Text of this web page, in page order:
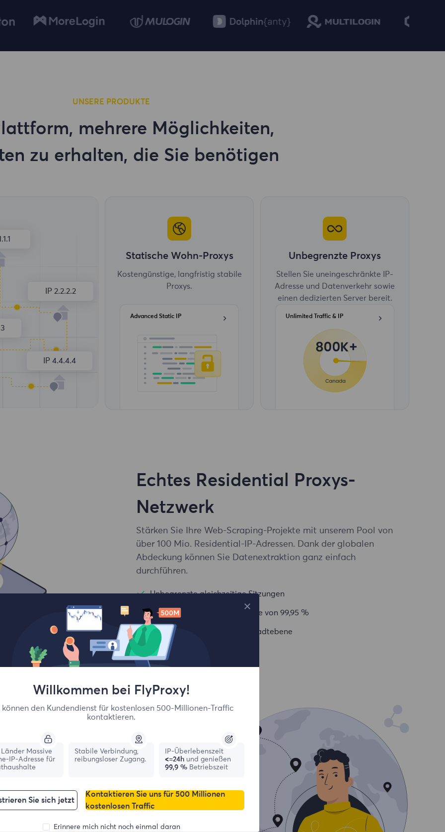
UNSERE PRODUKTE
mehrere Möglichkeiten,
zu erhalten, die Sie benötigen
IP 2.2.2.2
IP 4.4.4.4
Statische Wohn-Proxys
Kostengünstige, langfristig stabile
Proxys.
Advanced Static IP
Unbegrenzte Proxys
Stellen Sie uneingeschränkte IP-
Adresse und Datenverkehr sowie
einen dedizierten Server bereit.
Unlimited Traffic & IP
Echtes Residential Proxys-
Netzwerk
Stärken Sie Ihre Web-Scraping-Projekte mit unserem Pool von
über 100 Mio. Residential-IP-Adressen. Dank der globalen
Abdeckung können Sie Datenextraktion ganz einfach
durchführen.
Unbegrenzte gleichzeitige Sitzungen
Durchschnittliche Erfolgsquote von 99,95 %
Targeting auf Länder- und Stadtebene
Online-IP-
South Korea
0+
Country / Region
0+
Willkommen bei FlyProxy!
können den Kundendienst für kostenlosen 500-Millionen-Traffic
kontaktieren.
Massive
IP-Adresse für
Stabile Verbindung,
reibungsloser Zugang.
IP-Überlebenszeit
<=24h und genießen
99,9 % Betriebszeit
Sie sich jetzt
Kontaktieren Sie uns für 500 Millionen
kostenlosen Traffic
Erinnere mich nicht noch einmal daran